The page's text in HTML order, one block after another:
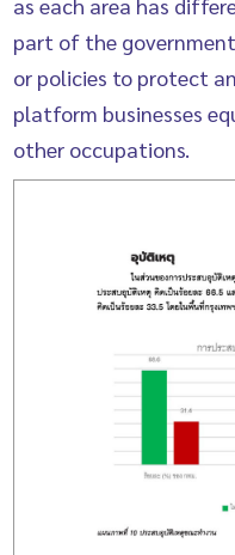
part of the
or policies to protect
platform businesses
other occupations.